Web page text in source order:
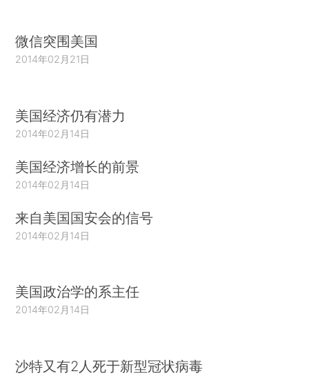
微信突围美国
2014年02月21日
美国经济仍有潜力
2014年02月14日
美国经济增长的前景
2014年02月14日
来自美国国安会的信号
2014年02月14日
美国政治学的系主任
2014年02月14日
沙特又有2人死于新型冠状病毒